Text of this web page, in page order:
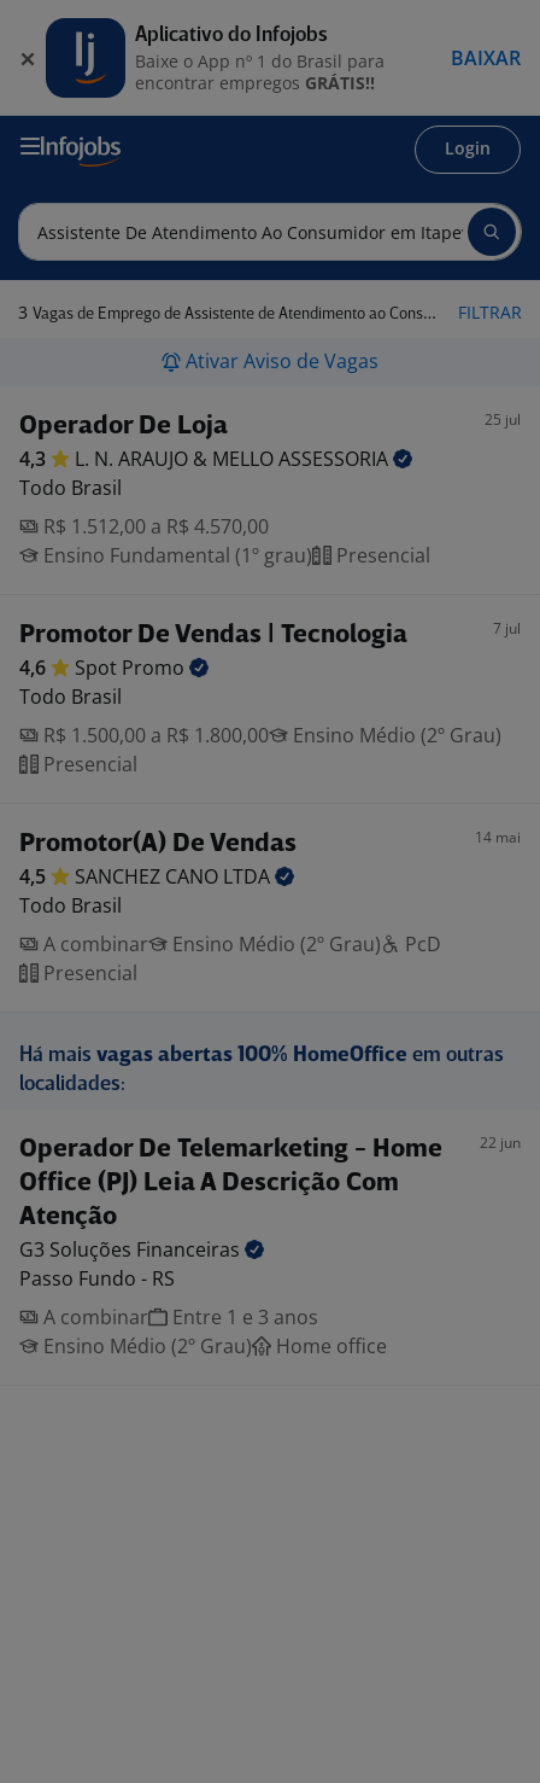
Login
3 Vagas de Emprego de Assistente de Atendimento ao Consumidor em Itapevi - SP FILTRAR
Ativar Aviso de Vagas
Operador De Loja 25 jul
4,3 L. N. ARAUJO & MELLOASSESSORIA
Todo Brasil
R$ 1.512,00 a R$ 4.570,00
Ensino Fundamental (1º grau)
Presencial
Promotor De Vendas | Tecnologia 7 jul
4,6 Spot Promo
Todo Brasil
R$ 1.500,00 a R$ 1.800,00
Ensino Médio (2º Grau)
Presencial
Promotor(A) De Vendas 14 mai
4,5 SANCHEZ CANO LTDA
Todo Brasil
A combinar
Ensino Médio (2º Grau)
PcD
Presencial
Há mais vagas abertas 100% HomeOffice em outras
localidades:
Operador De Telemarketing - Home
Office (PJ) Leia A Descrição Com
Atenção
22 jun
G3 Soluções Financeiras
Passo Fundo - RS
A combinar
Entre 1 e 3 anos
Ensino Médio (2º Grau)
Home office
Aplicativo do Infojobs
Baixe o App nº 1 do Brasil para
encontrar empregos GRÁTIS!!
BAIXAR